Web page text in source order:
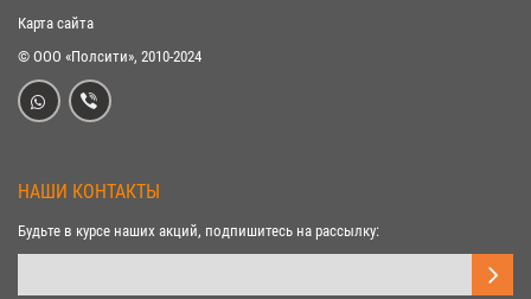
Карта сайта
© ООО «Полсити», 2010-2024
НАШИ КОНТАКТЫ
Будьте в курсе наших акций, подпишитесь на рассылку: